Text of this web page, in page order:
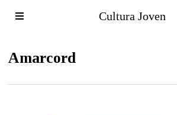
Cultura Joven
Amarcord